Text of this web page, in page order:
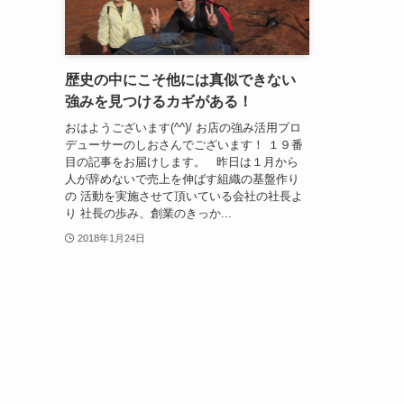
歴史の中にこそ他には真似できない
強みを見つけるカギがある！
おはようございます(^^)/ お店の強み活用プロ
デューサーのしおさんでございます！ １９番
目の記事をお届けします。 昨日は１月から
人が辞めないで売上を伸ばす組織の基盤作り
の 活動を実施させて頂いている会社の社長よ
り 社長の歩み、創業のきっか...
2018年1月24日